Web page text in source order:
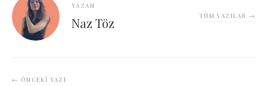
YAZAN
Naz Töz TÜM YAZILAR →
← ÖNCEKI YAZI